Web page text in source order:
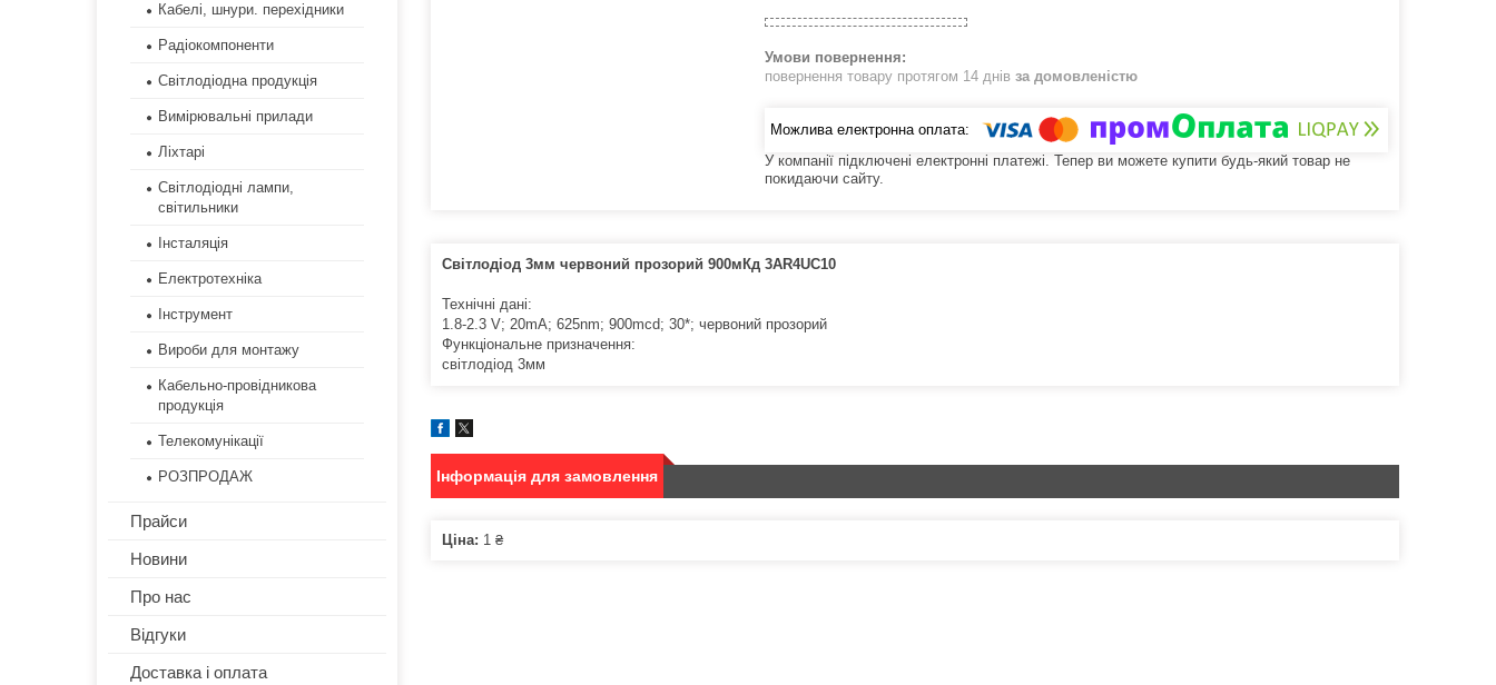
повернення товару протягом 14 днів за домовленістю
У компанії підключені електронні платежі. Тепер ви можете купити будь-який товар не
покидаючи сайту.
Світлодіод 3мм червоний прозорий 900мКд 3AR4UC10
Технічні дані:
1.8-2.3 V; 20mA; 625nm; 900mcd; 30*; червоний прозорий
Функціональне призначення:
світлодіод 3мм
Інформація для замовлення
Ціна: 1 ₴
Кабелі, шнури. перехідники
Радіокомпоненти
Світлодіодна продукція
Вимірювальні прилади
Ліхтарі
Світлодіодні лампи,
світильники
Інсталяція
Електротехніка
Інструмент
Вироби для монтажу
Кабельно-провідникова
продукція
Телекомунікації
РОЗПРОДАЖ
Прайси
Новини
Про нас
Відгуки
Доставка і оплата